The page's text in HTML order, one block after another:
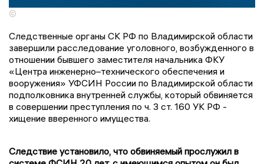
©
Следственные органы СК РФ по Владимирской области
завершили расследование уголовного, возбужденного в
отношении бывшего заместителя начальника ФКУ
«Центра инженерно–технического обеспечения и
вооружения» УФСИН России по Владимирской области
подполковника внутренней службы, который обвиняется
в совершении преступления по ч. 3 ст. 160 УК РФ -
хищение вверенного имущества.
Следствие установило, что обвиняемый прослужил в